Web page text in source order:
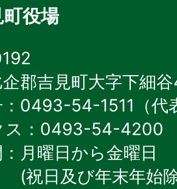
役場
郡吉見町大字下細谷
：0493-54-1511（代
ス：0493-54-4200
月曜日から金曜日
(祝日及び年末年始